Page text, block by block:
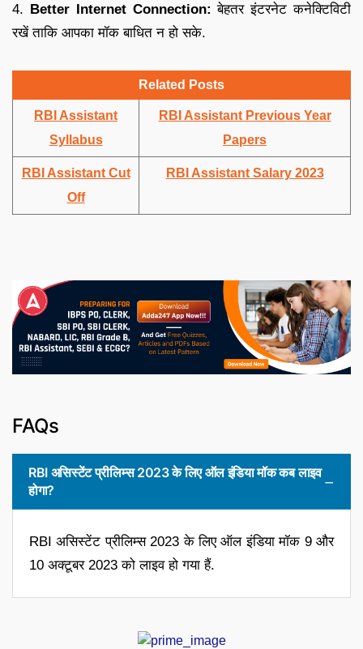
4. Better Internet Connection: बेहतर इंटरनेट कनेक्टिविटी
रखें ताकि आपका मॉक बाधित न हो सके.
Related Posts
RBI Assistant
Syllabus
RBI Assistant Previous Year
Papers
RBI Assistant Cut
Off
RBI Assistant Salary 2023
FAQs
RBI असिस्टेंट प्रीलिम्स 2023 के लिए ऑल इंडिया मॉक कब लाइव
होगा?
RBI असिस्टेंट प्रीलिम्स 2023 के लिए ऑल इंडिया मॉक 9 और
10 अक्टूबर 2023 को लाइव हो गया हैं.